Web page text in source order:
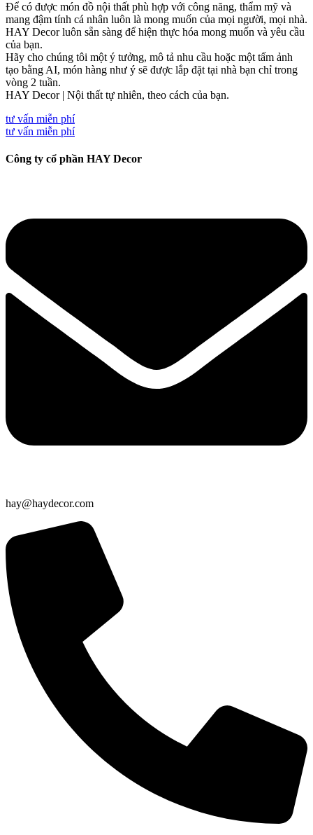
Để có được món đồ nội thất phù hợp với công năng, thẩm mỹ và
mang đậm tính cá nhân luôn là mong muốn của mọi người, mọi nhà.
HAY Decor luôn sẵn sàng để hiện thực hóa mong muốn và yêu cầu
của bạn.
Hãy cho chúng tôi một ý tưởng, mô tả nhu cầu hoặc một tấm ảnh
tạo bằng AI, món hàng như ý sẽ được lắp đặt tại nhà bạn chỉ trong
vòng 2 tuần.
HAY Decor | Nội thất tự nhiên, theo cách của bạn.
tư vấn miễn phí
tư vấn miễn phí
Công ty cổ phần HAY Decor
hay@haydecor.com